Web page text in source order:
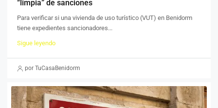
“limpia” de sanciones
Para verificar si una vivienda de uso turístico (VUT) en Benidorm
tiene expedientes sancionadores...
Sigue leyendo
por TuCasaBenidorm